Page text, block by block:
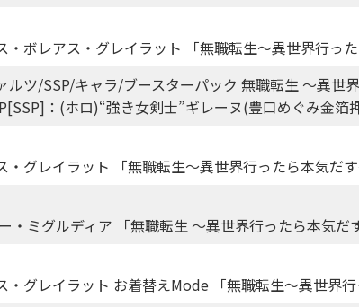
・ボレアス・グレイラット 「無職転生～異世界行っ
ルツ/SSP/キャラ/ブースターパック 無職転生 ～異世
：(ホロ)“強き女剣士”ギレーヌ(豊口めぐみ金箔
・グレイラット 「無職転生～異世界行ったら本気だ
・ミグルディア 「無職転生 ～異世界行ったら本気だ
・グレイラット お着替えMode 「無職転生～異世界